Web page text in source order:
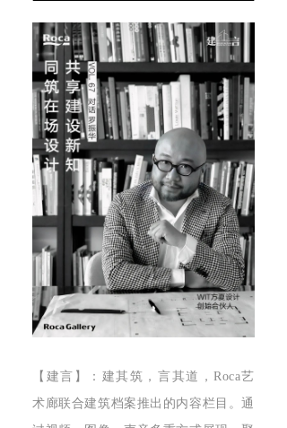
我们 ABOUT US
奖项 AWARDS
动态 NEWS
联系方式 CONTACT
【建言】：建其筑，言其道，Roca艺
术廊联合建筑档案推出的内容栏目。通